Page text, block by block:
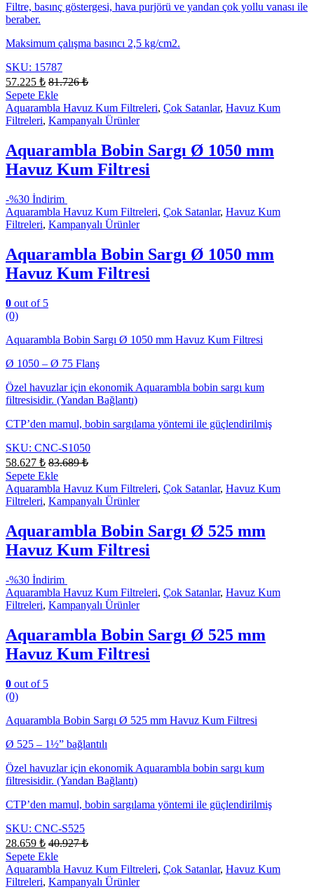
Filtre, basınç göstergesi, hava purjörü ve yandan çok yollu vanası ile
beraber.
Maksimum çalışma basıncı 2,5 kg/cm2.
SKU: 15787
57.225 ₺ 81.726₺
Sepete Ekle
Aquarambla Havuz Kum Filtreleri, Çok Satanlar, Havuz Kum
Filtreleri, Kampanyalı Ürünler
Aquarambla Bobin Sargı Ø 1050 mm
Havuz Kum Filtresi
-%30 İndirim
Aquarambla Havuz Kum Filtreleri, Çok Satanlar, Havuz Kum
Filtreleri, Kampanyalı Ürünler
Aquarambla Bobin Sargı Ø 1050 mm
Havuz Kum Filtresi
0 out of 5
(0)
Aquarambla Bobin Sargı Ø 1050 mm Havuz Kum Filtresi
Ø 1050 – Ø 75 Flanş
Özel havuzlar için ekonomik Aquarambla bobin sargı kum
filtresisidir. (Yandan Bağlantı)
CTP’den mamul, bobin sargılama yöntemi ile güçlendirilmiş
SKU: CNC-S1050
58.627 ₺ 83.689₺
Sepete Ekle
Aquarambla Havuz Kum Filtreleri, Çok Satanlar, Havuz Kum
Filtreleri, Kampanyalı Ürünler
Aquarambla Bobin Sargı Ø 525 mm
Havuz Kum Filtresi
-%30 İndirim
Aquarambla Havuz Kum Filtreleri, Çok Satanlar, Havuz Kum
Filtreleri, Kampanyalı Ürünler
Aquarambla Bobin Sargı Ø 525 mm
Havuz Kum Filtresi
0 out of 5
(0)
Aquarambla Bobin Sargı Ø 525 mm Havuz Kum Filtresi
Ø 525 – 1½” bağlantılı
Özel havuzlar için ekonomik Aquarambla bobin sargı kum
filtresisidir. (Yandan Bağlantı)
CTP’den mamul, bobin sargılama yöntemi ile güçlendirilmiş
SKU: CNC-S525
28.659 ₺ 40.927₺
Sepete Ekle
Aquarambla Havuz Kum Filtreleri, Çok Satanlar, Havuz Kum
Filtreleri, Kampanyalı Ürünler